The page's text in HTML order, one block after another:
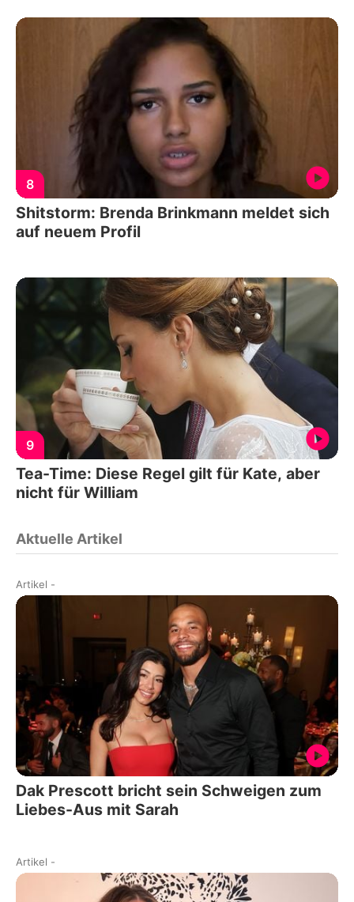
8
Shitstorm: Brenda Brinkmann meldet sich
auf neuem Profil
9
Tea-Time: Diese Regel gilt für Kate, aber
nicht für William
Aktuelle Artikel
Artikel -
Dak Prescott bricht sein Schweigen zum
Liebes-Aus mit Sarah
Artikel -